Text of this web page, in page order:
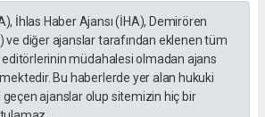
İhlas Haber Ajansı (İHA), Demirören
ve diğer ajanslar tarafından eklenen tüm
müdahalesi olmadan ajans
Bu haberlerde yer alan hukuki
ajanslar olup sitemizin hiç bir